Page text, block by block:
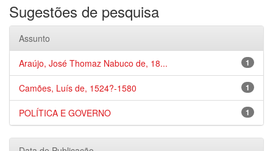
Sugestões de pesquisa
Assunto
1
Araújo, José Thomaz Nabuco de, 18...
1
Camões, Luís de, 1524?-1580
1
POLÍTICA E GOVERNO